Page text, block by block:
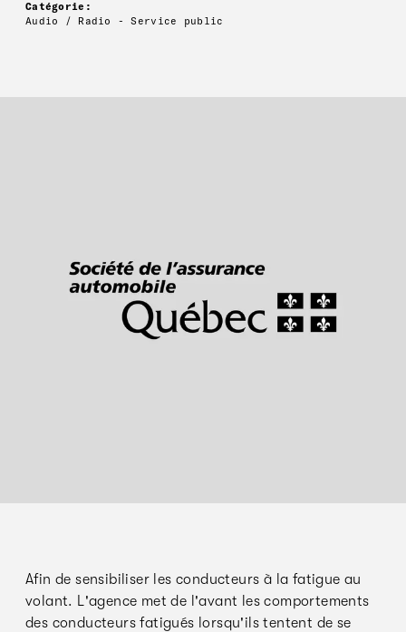
Catégorie:
Audio / Radio - Service public
Afin de sensibiliser les conducteurs à la fatigue au
volant. L'agence met de l'avant les comportements
des conducteurs fatigués lorsqu'ils tentent de se